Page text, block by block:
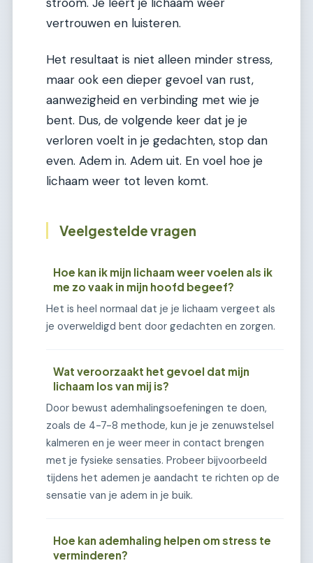
stroom. Je leert je lichaam weer
vertrouwen en luisteren.
Het resultaat is niet alleen minder stress,
maar ook een dieper gevoel van rust,
aanwezigheid en verbinding met wie je
bent. Dus, de volgende keer dat je je
verloren voelt in je gedachten, stop dan
even. Adem in. Adem uit. En voel hoe je
lichaam weer tot leven komt.
Veelgestelde vragen
Hoe kan ik mijn lichaam weer voelen als ik
me zo vaak in mijn hoofd begeef?
Het is heel normaal dat je je lichaam vergeet als
je overweldigd bent door gedachten en zorgen.
Wat veroorzaakt het gevoel dat mijn
lichaam los van mij is?
Door bewust ademhalingsoefeningen te doen,
zoals de 4-7-8 methode, kun je je zenuwstelsel
kalmeren en je weer meer in contact brengen
met je fysieke sensaties. Probeer bijvoorbeeld
tijdens het ademen je aandacht te richten op de
sensatie van je adem in je buik.
Hoe kan ademhaling helpen om stress te
verminderen?